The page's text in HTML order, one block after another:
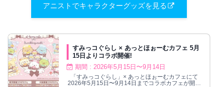
アニストでキャラクターグッズを見る
すみっコぐらし × あっとほぉーむカフェ 5月
15日よりコラボ開催!
期間 : 2026年5月15日〜9月14日
「すみっコぐらし」× あっとほぉーむカフェにて
2026年5月15日〜9月14日までコラボカフェが開催